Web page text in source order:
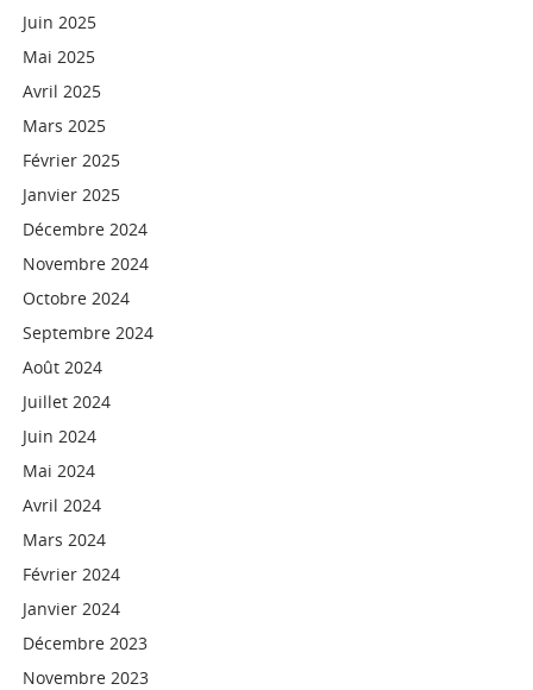
Juin 2025
Mai 2025
Avril 2025
Mars 2025
Février 2025
Janvier 2025
Décembre 2024
Novembre 2024
Octobre 2024
Septembre 2024
Août 2024
Juillet 2024
Juin 2024
Mai 2024
Avril 2024
Mars 2024
Février 2024
Janvier 2024
Décembre 2023
Novembre 2023